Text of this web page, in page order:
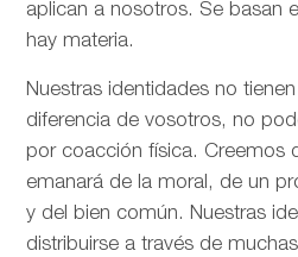
aplican a nosotros. Se basan
hay materia.
Nuestras identidades no
diferencia de vosotros, no
por coacción física. Creemos
emanará de la moral, de un
y del bien común. Nuestras
distribuirse a través de